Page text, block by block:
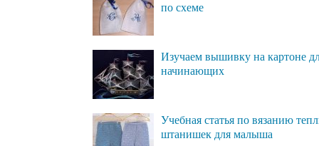
по схеме
Изучаем вышивку на картоне
начинающих
Учебная статья по вязанию
штанишек для малыша